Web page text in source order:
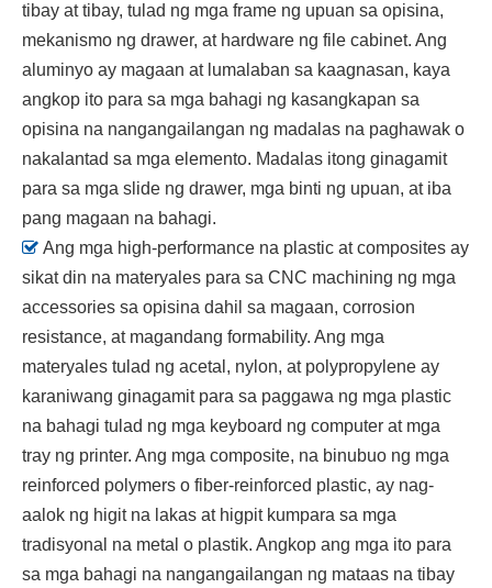
tibay at tibay, tulad ng mga frame ng upuan sa opisina,
mekanismo ng drawer, at hardware ng file cabinet. Ang
aluminyo ay magaan at lumalaban sa kaagnasan, kaya
angkop ito para sa mga bahagi ng kasangkapan sa
opisina na nangangailangan ng madalas na paghawak o
nakalantad sa mga elemento. Madalas itong ginagamit
para sa mga slide ng drawer, mga binti ng upuan, at iba
pang magaan na bahagi.
 Ang mga high-performance na plastic at composites ay
sikat din na materyales para sa CNC machining ng mga
accessories sa opisina dahil sa magaan, corrosion
resistance, at magandang formability. Ang mga
materyales tulad ng acetal, nylon, at polypropylene ay
karaniwang ginagamit para sa paggawa ng mga plastic
na bahagi tulad ng mga keyboard ng computer at mga
tray ng printer. Ang mga composite, na binubuo ng mga
reinforced polymers o fiber-reinforced plastic, ay nag-
aalok ng higit na lakas at higpit kumpara sa mga
tradisyonal na metal o plastik. Angkop ang mga ito para
sa mga bahagi na nangangailangan ng mataas na tibay